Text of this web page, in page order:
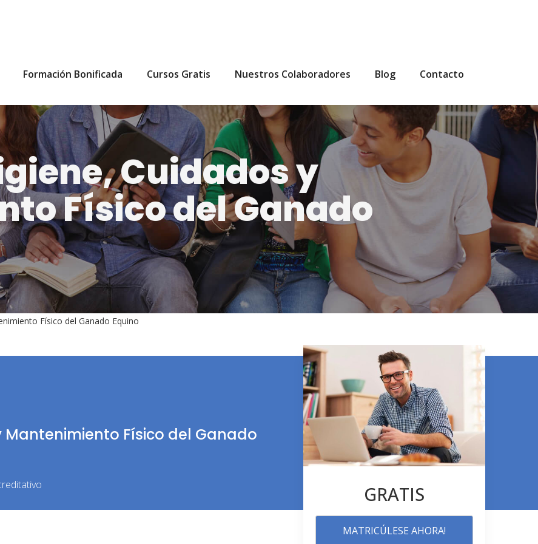
Formación Bonificada Cursos Gratis Nuestros Colaboradores Blog Contacto
Cuidados y
Físico del Ganado
Físico del Ganado Equino
Mantenimiento Físico del Ganado
GRATIS
MATRICÚLESE AHORA!